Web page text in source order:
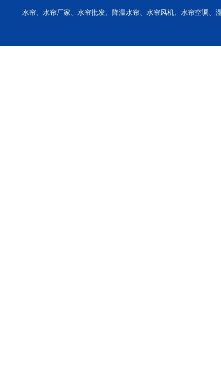
水帘、水帘厂家、水帘批发、降温水帘、水帘风机、水帘空调、